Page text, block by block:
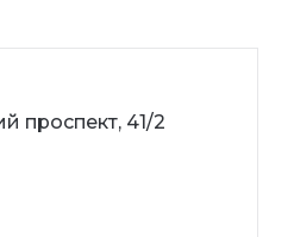
проспект, 41/2